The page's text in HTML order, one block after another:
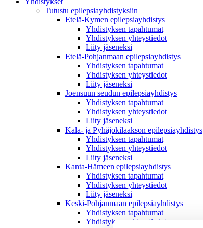
Tutustu epilepsiayhdistyksiin
Etelä-Kymen epilepsiayhdistys
Yhdistyksen tapahtumat
Yhdistyksen yhteystiedot
Liity jäseneksi
Etelä-Pohjanmaan epilepsiayhdistys
Yhdistyksen tapahtumat
Yhdistyksen yhteystiedot
Liity jäseneksi
Joensuun seudun epilepsiayhdistys
Yhdistyksen tapahtumat
Yhdistyksen yhteystiedot
Liity jäseneksi
Kala- ja Pyhäjokilaakson epilepsiayhdistys
Yhdistyksen tapahtumat
Yhdistyksen yhteystiedot
Liity jäseneksi
Kanta-Hämeen epilepsiayhdistys
Yhdistyksen tapahtumat
Yhdistyksen yhteystiedot
Liity jäseneksi
Keski-Pohjanmaan epilepsiayhdistys
Yhdistyksen tapahtumat
Yhdistyksen yhteystiedot